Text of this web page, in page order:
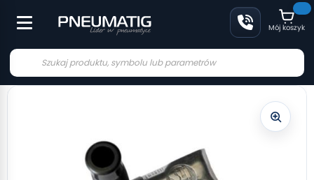
Mój koszyk